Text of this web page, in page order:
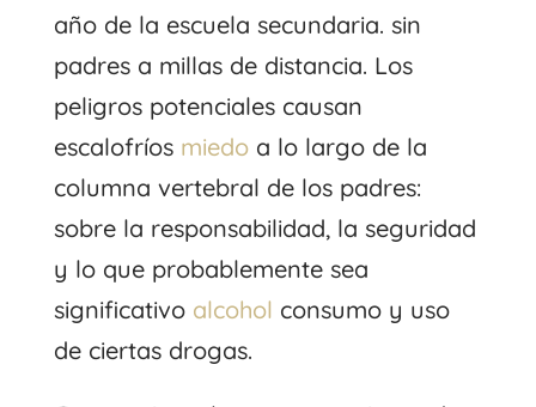
año de la escuela secundaria. sin
padres a millas de distancia. Los
peligros potenciales causan
escalofríos miedoa lo largo de la
columna vertebral de los padres:
sobre la responsabilidad, la seguridad
y lo que probablemente sea
significativo alcohol consumo y uso
de ciertas drogas.